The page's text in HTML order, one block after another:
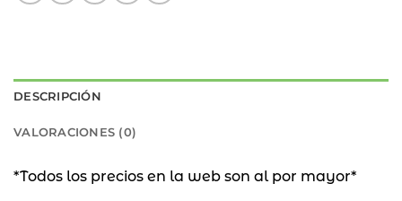
DESCRIPCIÓN
VALORACIONES (0)
*Todos los precios en la web son al por mayor*